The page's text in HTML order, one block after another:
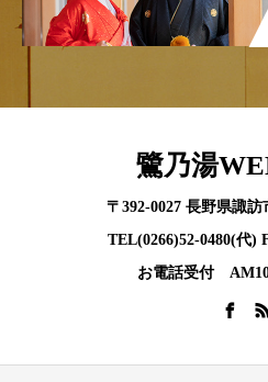
鷺乃湯
〒392-0027 長野県諏
TEL(0266)52-0480(代)
お電話受付